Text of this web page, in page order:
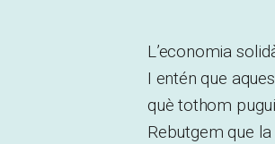
L’economia
I entén que
què tothom
Rebutgem que